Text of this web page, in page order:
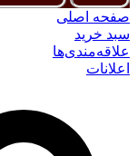
صفحه اصلی
سبد خرید
علاقه‌مندی‌ها
اعلانات